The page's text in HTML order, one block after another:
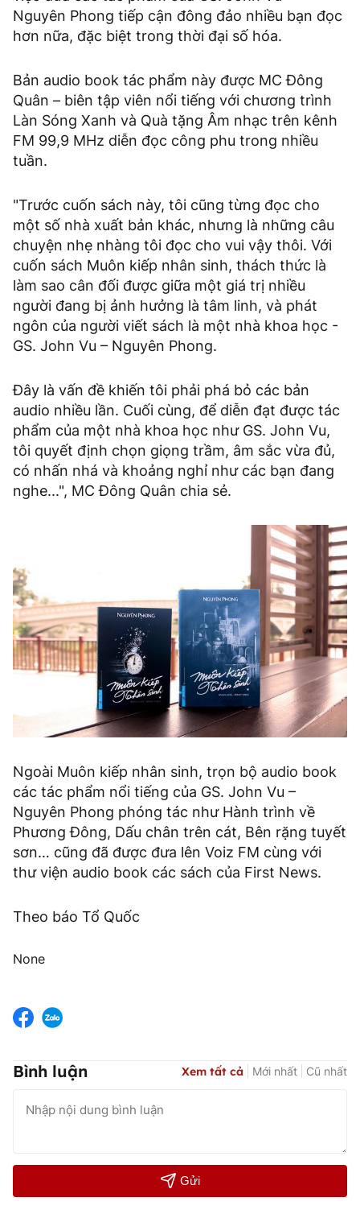
Nguyên Phong tiếp cận đông đảo nhiều bạn đọc
hơn nữa, đặc biệt trong thời đại số hóa.
Bản audio book tác phẩm này được MC Đông
Quân – biên tập viên nổi tiếng với chương trình
Làn Sóng Xanh và Quà tặng Âm nhạc trên kênh
FM 99,9 MHz diễn đọc công phu trong nhiều
tuần.
"Trước cuốn sách này, tôi cũng từng đọc cho
một số nhà xuất bản khác, nhưng là những câu
chuyện nhẹ nhàng tôi đọc cho vui vậy thôi. Với
cuốn sách Muôn kiếp nhân sinh, thách thức là
làm sao cân đối được giữa một giá trị nhiều
người đang bị ảnh hưởng là tâm linh, và phát
ngôn của người viết sách là một nhà khoa học -
GS. John Vu – Nguyên Phong.
Đây là vấn đề khiến tôi phải phá bỏ các bản
audio nhiều lần. Cuối cùng, để diễn đạt được tác
phẩm của một nhà khoa học như GS. John Vu,
tôi quyết định chọn giọng trầm, âm sắc vừa đủ,
có nhấn nhá và khoảng nghỉ như các bạn đang
nghe...", MC Đông Quân chia sẻ.
Ngoài Muôn kiếp nhân sinh, trọn bộ audio book
các tác phẩm nổi tiếng của GS. John Vu –
Nguyên Phong phóng tác như Hành trình về
Phương Đông, Dấu chân trên cát, Bên rặng tuyết
sơn… cũng đã được đưa lên Voiz FM cùng với
thư viện audio book các sách của First News.
Theo báo Tổ Quốc
None
Bình luận Xem tất cả Mới nhất Cũ nhất
Gửi